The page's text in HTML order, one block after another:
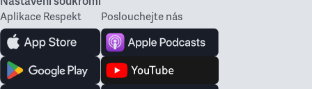
Aplikace Respekt Poslouchejte nás